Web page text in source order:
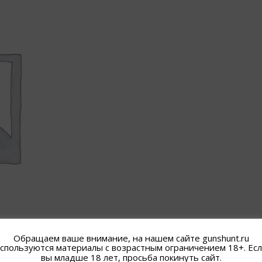
Обращаем ваше внимание, на нашем сайте gunshunt.ru
материалы с возрастным ограничением 18+.
вы младше 18 лет, просьба покинуть сайт.